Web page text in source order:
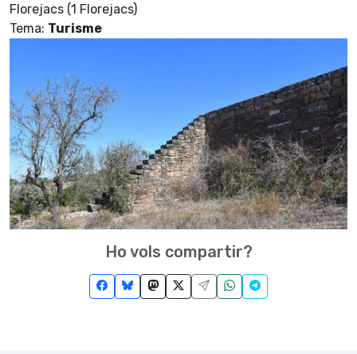
Florejacs (1 Florejacs)
Tema: Turisme
Ho vols compartir?